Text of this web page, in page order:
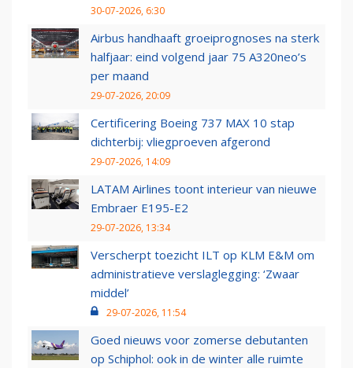
30-07-2026, 6:30
Airbus handhaaft groeiprognoses na sterk
halfjaar: eind volgend jaar 75 A320neo’s
per maand
29-07-2026, 20:09
Certificering Boeing 737 MAX 10 stap
dichterbij: vliegproeven afgerond
29-07-2026, 14:09
LATAM Airlines toont interieur van nieuwe
Embraer E195-E2
29-07-2026, 13:34
Verscherpt toezicht ILT op KLM E&M om
administratieve verslaglegging: ‘Zwaar
middel’
29-07-2026, 11:54
Goed nieuws voor zomerse debutanten
op Schiphol: ook in de winter alle ruimte